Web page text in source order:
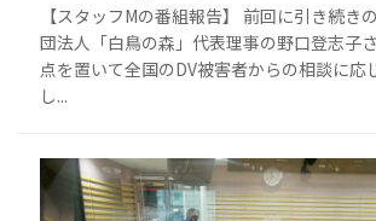
【スタッフMの番組報告】 前回に引き続き
団法人「白鳥の森」代表理事の野口登志子
点を置いて全国のDV被害者からの相談に応
し...